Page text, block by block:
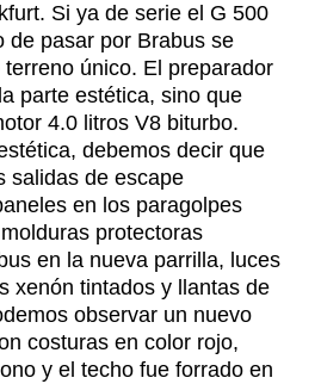
Si ya de serie el G 500
de pasar por Brabus se
único. El preparador
parte estética, sino que
4.0 litros V8 biturbo.
debemos decir que
salidas de escape
en los paragolpes
protectoras
en la nueva parrilla, luces
xenón tintados y llantas de
observar un nuevo
costuras en color rojo,
y el techo fue forrado en